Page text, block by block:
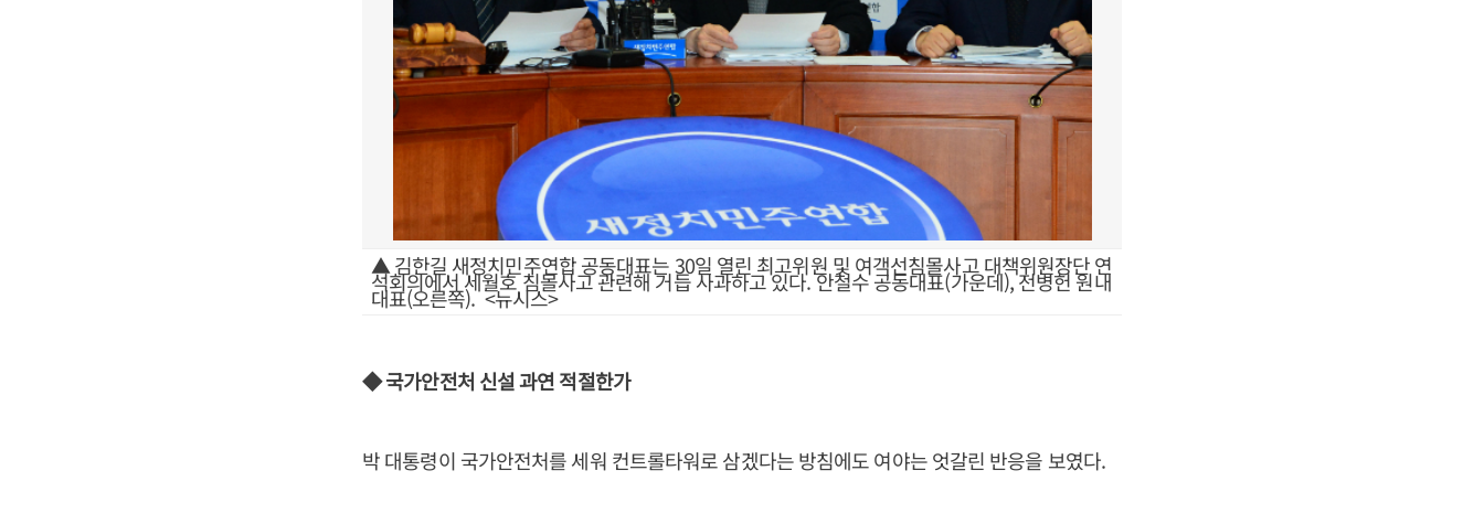
▲ 김한길 새정치민주연합 공동대표는 30일 열린 최고위원 및 여객선침몰사고 대책위원장단 연
석회의에서 세월호 침몰사고 관련해 거듭 사과하고 있다. 안철수 공동대표(가운데), 전병헌 원내
대표(오른쪽). <뉴시스>
◆ 국가안전처 신설 과연 적절한가
박 대통령이 국가안전처를 세워 컨트롤타워로 삼겠다는 방침에도 여야는 엇갈린 반응을 보였다.